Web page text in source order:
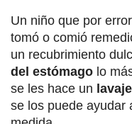
Un niño que por
tomó o comió
un recubrimiento
del estómago lo
se les hace un
se los puede ayudar